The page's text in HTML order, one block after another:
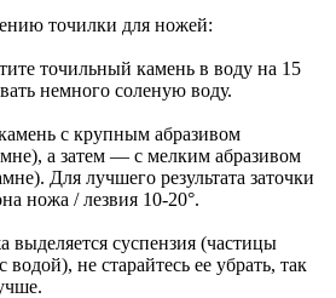
точилки для ножей:
точильный камень в воду на 15
немного соленую воду.
с крупным абразивом
а затем — с мелким абразивом
Для лучшего результата заточки
ножа / лезвия 10-20°.
выделяется суспензия (частицы
не старайтесь ее убрать, так